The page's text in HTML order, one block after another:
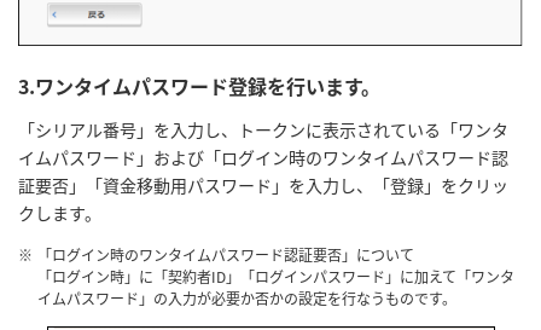
3.ワンタイムパスワード登録を行います。
「シリアル番号」を入力し、トークンに表示されている「ワンタ
イムパスワード」および「ログイン時のワンタイムパスワード認
証要否」「資金移動用パスワード」を入力し、「登録」をクリッ
クします。
※
「ログイン時のワンタイムパスワード認証要否」について
「ログイン時」に「契約者ID」「ログインパスワード」に加えて「ワンタ
イムパスワード」の入力が必要か否かの設定を行なうものです。